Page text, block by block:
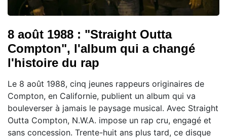
8 août 1988 : "Straight Outta
Compton", l'album qui a changé
l'histoire du rap
Le 8 août 1988, cinq jeunes rappeurs originaires de
Compton, en Californie, publient un album qui va
bouleverser à jamais le paysage musical. Avec Straight
Outta Compton, N.W.A. impose un rap cru, engagé et
sans concession. Trente-huit ans plus tard, ce disque